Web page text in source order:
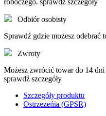
roboczego. sprawdź szczegoły
Odbiór osobisty
Sprawdź gdzie możesz odebrać
Zwroty
Możesz zwrócić towar do 14
sprawdź szczegóły
Szczegóły produktu
Ostrzeżeńia (GPSR)